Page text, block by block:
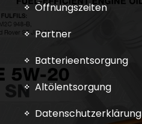
Öffnungszeiten
Partner
Batterieentsorgung
Altölentsorgung
Datenschutzerklärung